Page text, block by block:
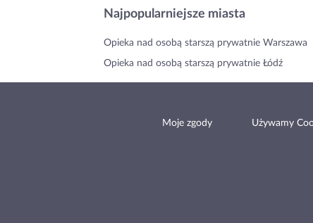
Najpopularniejsze miasta
Opieka nad osobą starszą prywatnie Warszawa
Opieka nad osobą starszą prywatnie Łódź
Moje zgody Używamy